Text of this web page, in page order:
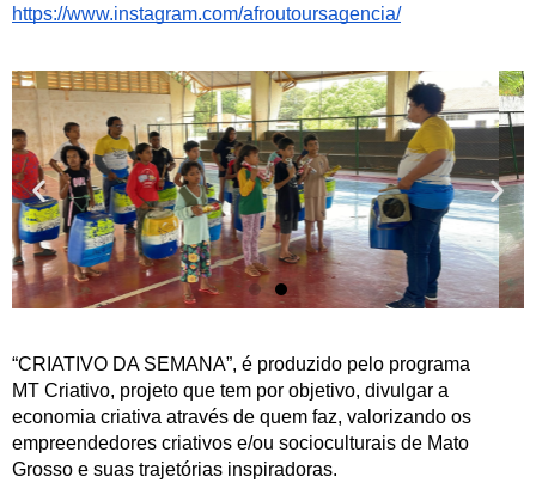
https://www.instagram.com/afroutoursagencia/
“CRIATIVO DA SEMANA”, é produzido pelo programa
MT Criativo, projeto que tem por objetivo, divulgar a
economia criativa através de quem faz, valorizando os
empreendedores criativos e/ou socioculturais de Mato
Grosso e suas trajetórias inspiradoras.